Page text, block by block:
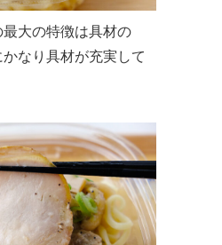
大の特徴は具材の
なり具材が充実して